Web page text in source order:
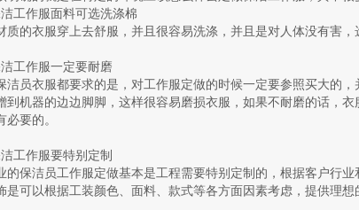
工作服面料可选洗涤棉
质的衣服穿上去舒服，并且很容易洗涤，并且是对人体没有害
工作服一定要耐磨
洁员衣服都要求的是，对工作服定做的时候一定要参照买大的
到机器的边边脚脚，这样很容易磨损衣服，如果不耐磨的话，
必要的。
工作服要特别定制
的保洁员工作服定做基本是工程需要特别定制的，根据客户行
是可以根据工装颜色、面料、款式等各方面因素考虑，提供理